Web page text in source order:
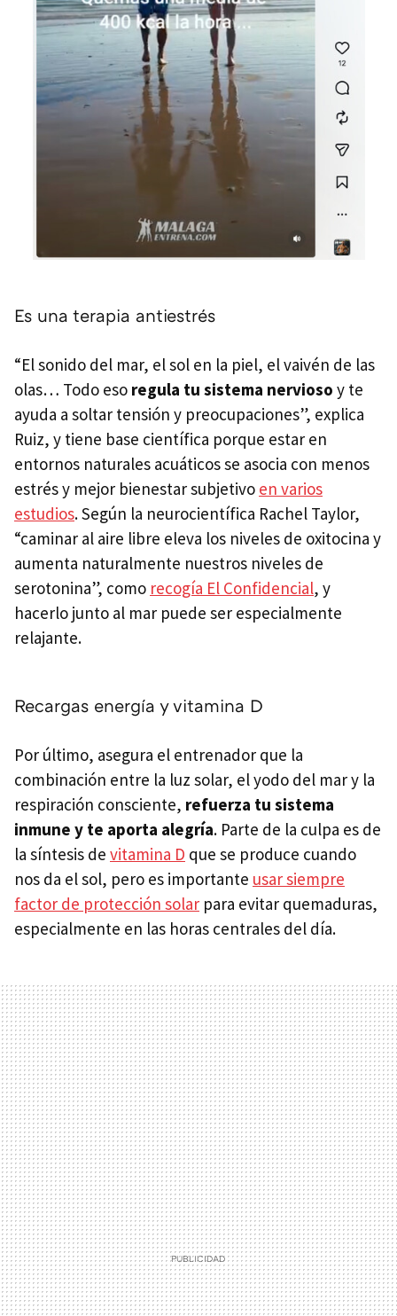
Es una terapia antiestrés
“El sonido del mar, el sol en la piel, el vaivén de las
olas… Todo eso regula tu sistema nervioso y te
ayuda a soltar tensión y preocupaciones”, explica
Ruiz, y tiene base científica porque estar en
entornos naturales acuáticos se asocia con menos
estrés y mejor bienestar subjetivo en varios
estudios. Según la neurocientífica Rachel Taylor,
“caminar al aire libre eleva los niveles de oxitocina y
aumenta naturalmente nuestros niveles de
serotonina”, como recogía El Confidencial, y
hacerlo junto al mar puede ser especialmente
relajante.
Recargas energía y vitamina D
Por último, asegura el entrenador que la
combinación entre la luz solar, el yodo del mar y la
respiración consciente, refuerza tu sistema
inmune y te aporta alegría. Parte de la culpa es de
la síntesis de vitamina D que se produce cuando
nos da el sol, pero es importante usar siempre
factor de protección solar para evitar quemaduras,
especialmente en las horas centrales del día.